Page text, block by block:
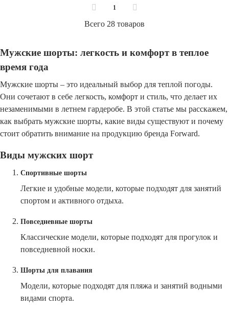
1
Всего 28 товаров
Мужские шорты: легкость и комфорт в теплое
время года
Мужские шорты – это идеальный выбор для теплой погоды.
Они сочетают в себе легкость, комфорт и стиль, что делает их
незаменимыми в летнем гардеробе. В этой статье мы расскажем,
как выбрать мужские шорты, какие виды существуют и почему
стоит обратить внимание на продукцию бренда Forward.
Виды мужских шорт
Спортивные шорты
Легкие и удобные модели, которые подходят для занятий
спортом и активного отдыха.
Повседневные шорты
Классические модели, которые подходят для прогулок и
повседневной носки.
Шорты для плавания
Модели, которые подходят для пляжа и занятий водными
видами спорта.